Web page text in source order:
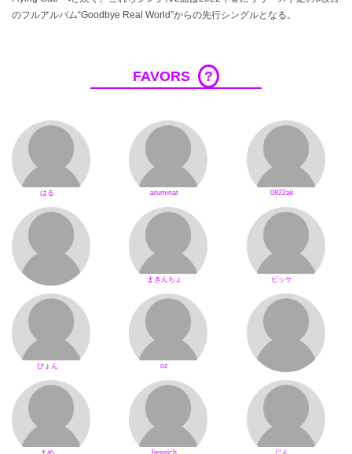
のフルアルバム“Goodbye Real World”からの先行シングルとなる。
FAVORS ?
はる aruminat 0822ak
まきんちょ ビッケ
ぴょん oz
まめ heinrich にん